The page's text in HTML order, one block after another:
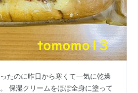
たのに昨日から寒くて一気に乾燥
保湿クリームをほぼ全身に塗って